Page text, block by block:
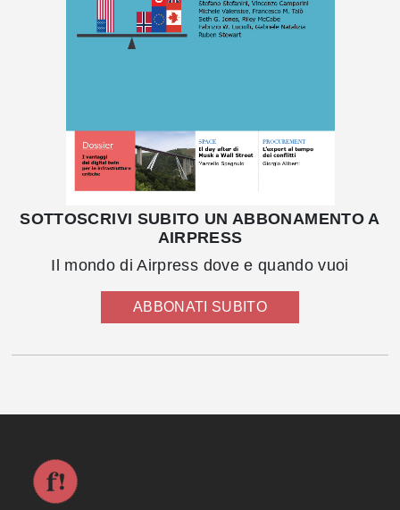
SOTTOSCRIVI SUBITO UN ABBONAMENTO A
AIRPRESS
Il mondo di Airpress dove e quando vuoi
ABBONATI SUBITO